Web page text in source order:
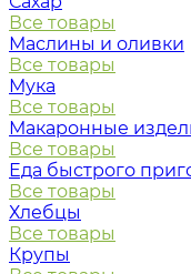
Все товары
Маслины и оливки
Все товары
Мука
Все товары
Макаронные
Все товары
Еда быстрого
Все товары
Хлебцы
Все товары
Крупы